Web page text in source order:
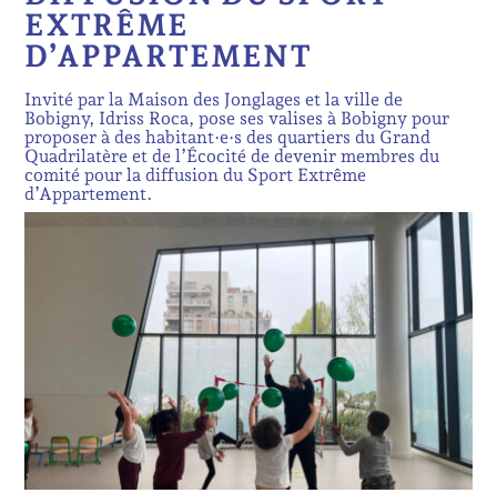
EXTRÊME
D’APPARTEMENT
Invité par la Maison des Jonglages et la ville de
Bobigny, Idriss Roca, pose ses valises à Bobigny pour
proposer à des habitant·e·s des quartiers du Grand
Quadrilatère et de l’Écocité de devenir membres du
comité pour la diffusion du Sport Extrême
d’Appartement.